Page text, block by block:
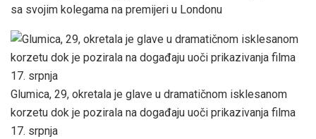
sa svojim kolegama na premijeri u Londonu
Glumica, 29, okretala je glave u dramatičnom isklesanom
korzetu dok je pozirala na događaju uoči prikazivanja filma
17. srpnja